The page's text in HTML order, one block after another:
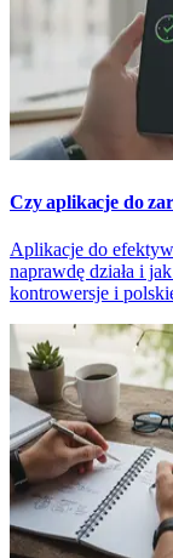
Czy aplikacje do
Aplikacje do
naprawdę działa i
kontrowersje i